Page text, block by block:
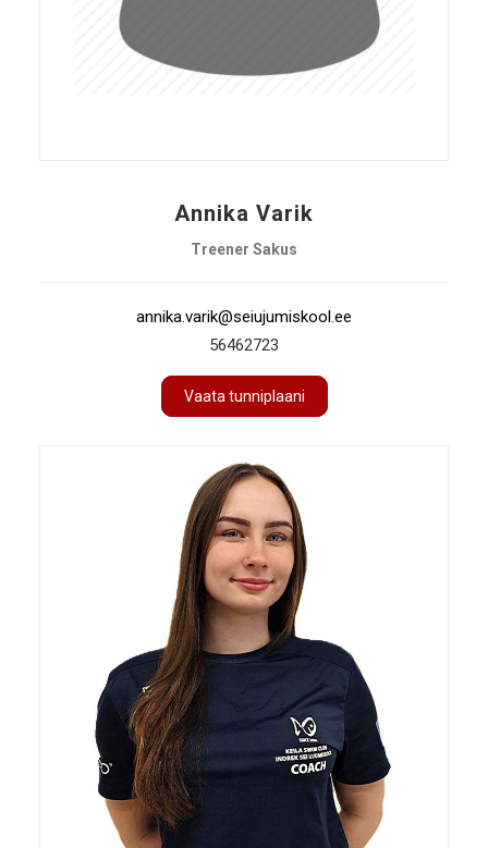
Annika Varik
Treener Sakus
annika.varik@seiujumiskool.ee
56462723
Vaata tunniplaani